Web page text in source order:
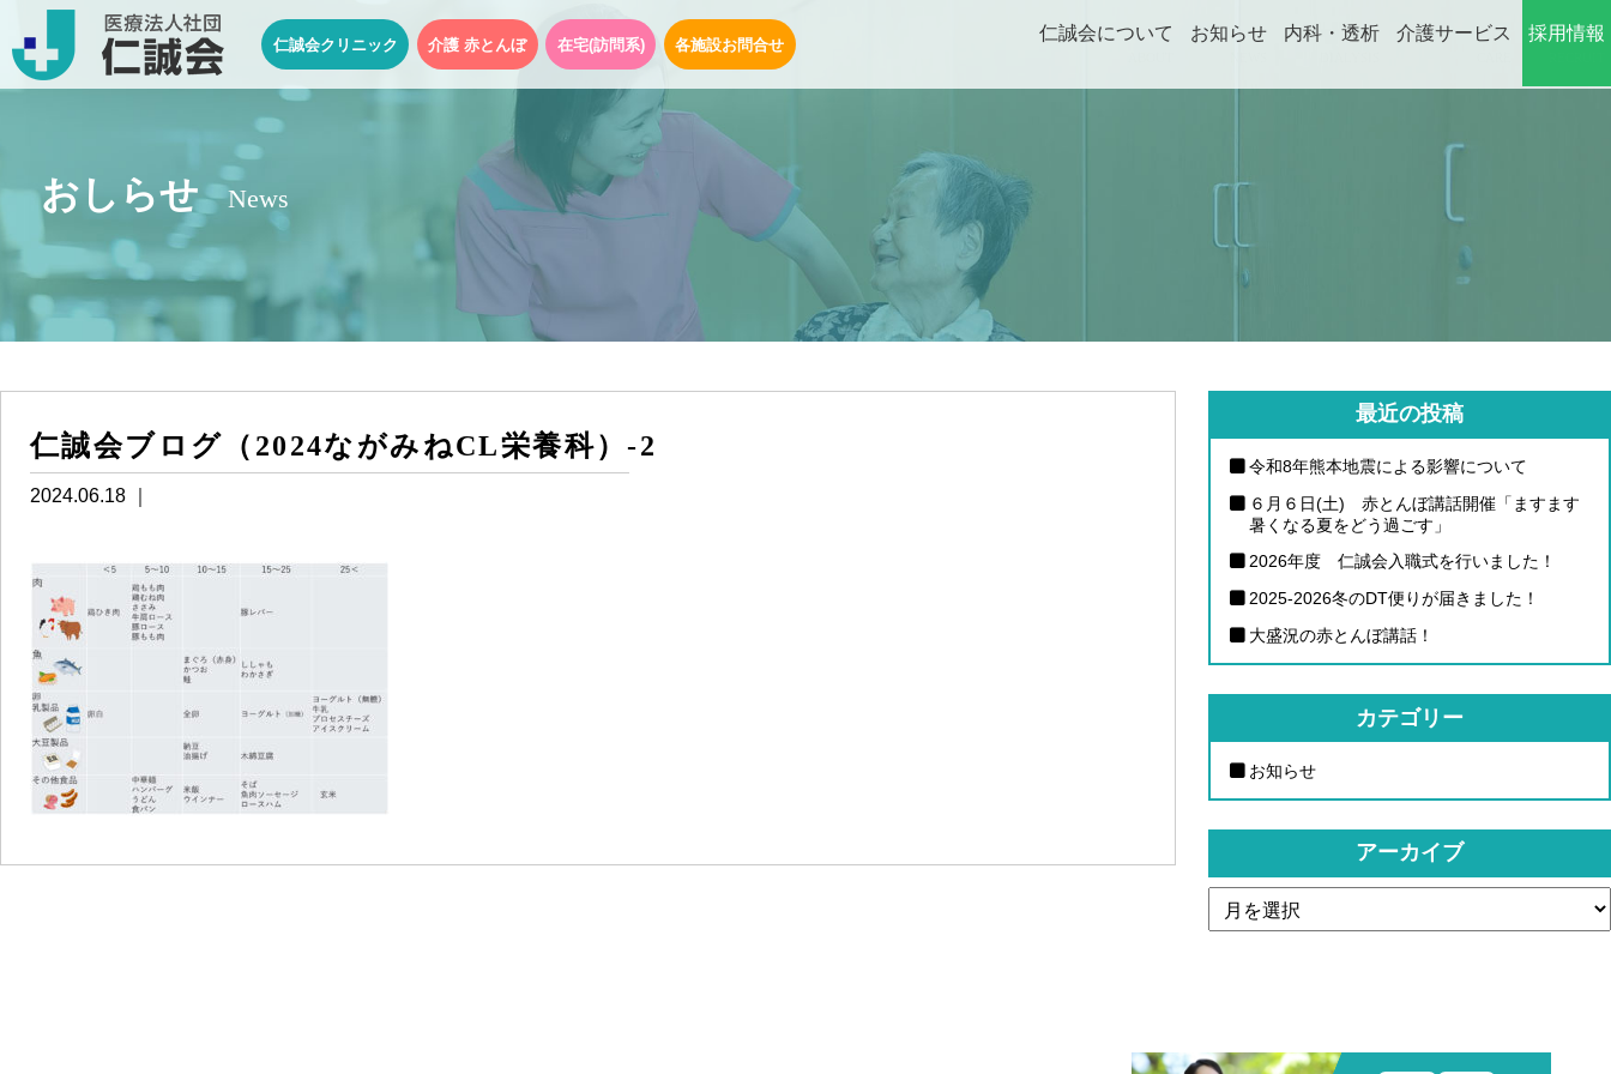
仁誠会クリニック 介護 赤とんぼ 在宅(訪問系) 各施設お問合せ
仁誠会について お知らせ 内科・透析 介護サービス 採用情報
おしらせ News
仁誠会ブログ（2024ながみねCL栄養科）-2
2024.06.18 ｜
最近の投稿
令和8年熊本地震による影響について
６月６日(土) 赤とんぼ講話開催「ますます
暑くなる夏をどう過ごす」
2026年度 仁誠会入職式を行いました！
2025-2026冬のDT便りが届きました！
大盛況の赤とんぼ講話！
カテゴリー
お知らせ
アーカイブ